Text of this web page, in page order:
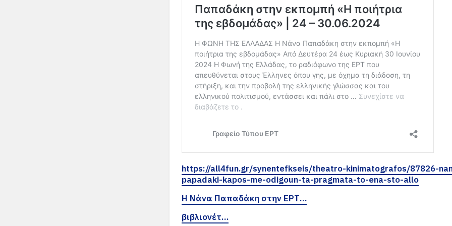
https://all4fun.gr/synentefkseis/theatro-kinimatografos/87826-
papadaki-kapos-me-odigoun-ta-pragmata-to-ena-sto-allo
Η Νάνα Παπαδάκη στην ΕΡΤ…
βιβλιονέτ…